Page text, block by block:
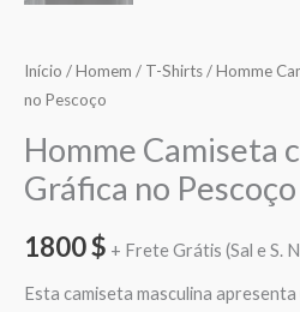
Início /Homem / T-Shirts/ Homme
no Pescoço
Homme Camiseta
Gráfica no Pescoço
1800$ + Frete Grátis (Sal e S.
Esta camiseta masculina